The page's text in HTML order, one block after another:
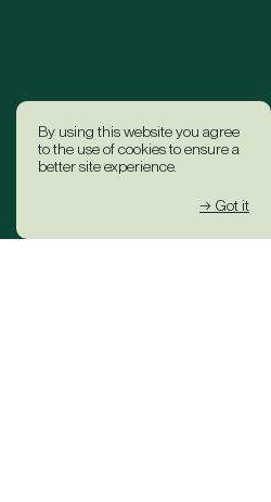
By using this website you agree
to the use of cookies to ensure a
better site experience.
→ Got it